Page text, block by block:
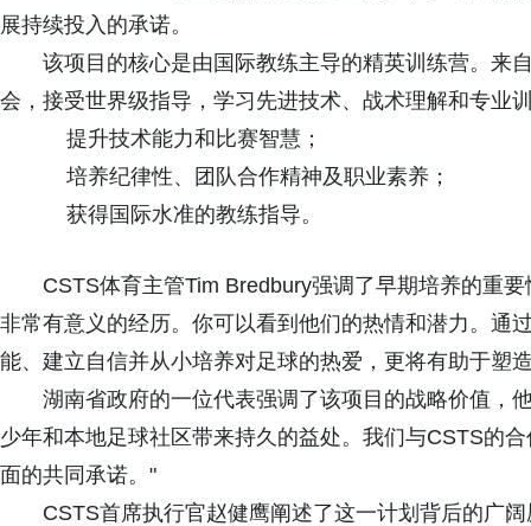
展持续投入的承诺。
该项目的核心是由国际教练主导的精英训练营。来
会，接受世界级指导，学习先进技术、战术理解和专业
提升技术能力和比赛智慧；
培养纪律性、团队合作精神及职业素养；
获得国际水准的教练指导。
CSTS体育主管Tim Bredbury强调了早期培养的重
非常有意义的经历。你可以看到他们的热情和潜力。通
能、建立自信并从小培养对足球的热爱，更将有助于塑
湖南省政府的一位代表强调了该项目的战略价值，
少年和本地足球社区带来持久的益处。我们与CSTS的
面的共同承诺。"
CSTS首席执行官赵健鹰阐述了这一计划背后的广